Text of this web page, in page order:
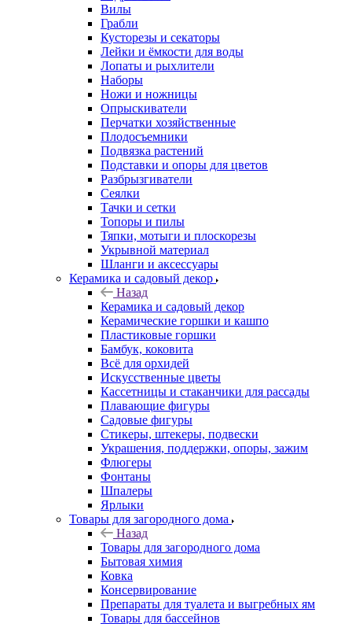
Вилы
Грабли
Кусторезы и секаторы
Лейки и ёмкости для воды
Лопаты и рыхлители
Наборы
Ножи и ножницы
Опрыскиватели
Перчатки хозяйственные
Плодосъемники
Подвязка растений
Подставки и опоры для цветов
Разбрызгиватели
Сеялки
Тачки и сетки
Топоры и пилы
Тяпки, мотыги и плоскорезы
Укрывной материал
Шланги и аксессуары
Керамика и садовый декор
Назад
Керамика и садовый декор
Керамические горшки и кашпо
Пластиковые горшки
Бамбук, коковита
Всё для орхидей
Искусственные цветы
Кассетницы и стаканчики для рассады
Плавающие фигуры
Садовые фигуры
Стикеры, штекеры, подвески
Украшения, поддержки, опоры, зажим
Флюгеры
Фонтаны
Шпалеры
Ярлыки
Товары для загородного дома
Назад
Товары для загородного дома
Бытовая химия
Ковка
Консервирование
Препараты для туалета и выгребных ям
Товары для бассейнов